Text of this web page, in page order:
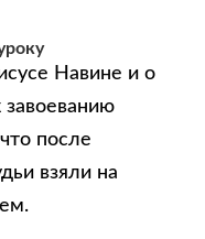
Навине и о
завоеванию
после
взяли на